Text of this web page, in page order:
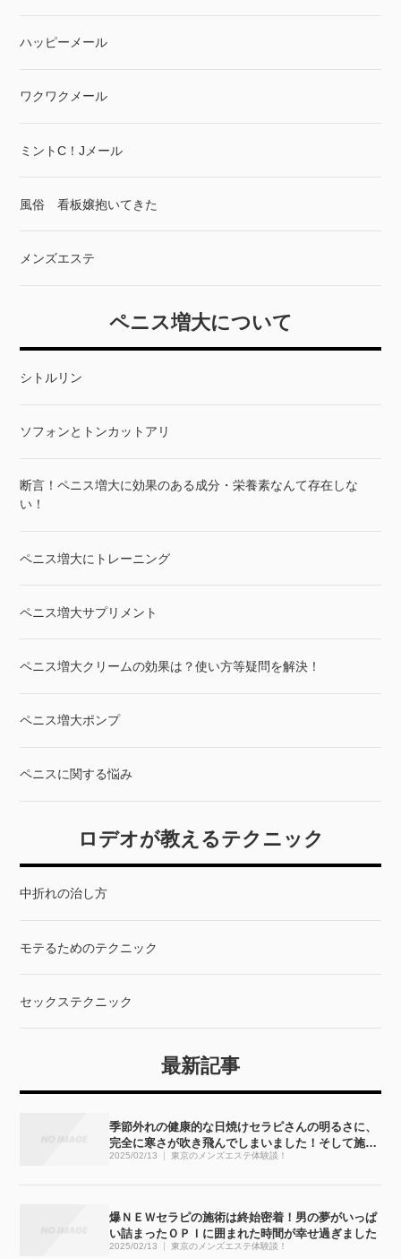
ハッピーメール
ワクワクメール
ミントC！Jメール
風俗 看板嬢抱いてきた
メンズエステ
ペニス増大について
シトルリン
ソフォンとトンカットアリ
断言！ペニス増大に効果のある成分・栄養素なんて存在しな
い！
ペニス増大にトレーニング
ペニス増大サプリメント
ペニス増大クリームの効果は？使い方等疑問を解決！
ペニス増大ポンプ
ペニスに関する悩み
ロデオが教えるテクニック
中折れの治し方
モテるためのテクニック
セックステクニック
最新記事
季節外れの健康的な日焼けセラピさんの明るさに、
完全に寒さが吹き飛んでしまいました！そして施術
も・・・完全にぶっ飛びました！！
2025/02/13 東京のメンズエステ体験談！
爆ＮＥＷセラピの施術は終始密着！男の夢がいっぱ
い詰まったＯＰＩに囲まれた時間が幸せ過ぎました
2025/02/13 東京のメンズエステ体験談！